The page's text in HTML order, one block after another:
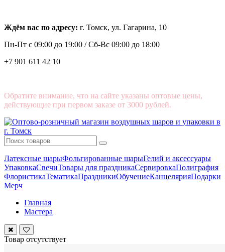
Ждём вас по адресу: г. Томск, ул. Гагарина, 10
Пн-Пт с 09:00 до 19:00 /Сб-Вс 09:00 до 18:00
+7 901 611 42 10
Обратите внимание, что на сайте указаны оптовые цены,
действующие при первом заказе от 3000 рублей.
Латексные шарыФольгированные шарыГелий и аксессуары
УпаковкаСвечиТовары для праздникаСервировкаПолиграфия
ФлористикаТематикаПраздникиОбучениеКанцелярияПодарки
Мерч
Главная
Мастера
Товар отсутствует